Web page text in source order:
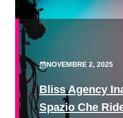
NOVEMBRE 2, 2025
Bliss Agency
Spazio Che